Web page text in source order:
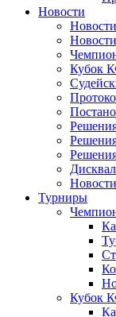
Новости
Новости
Кубок
Турниры
Кубок